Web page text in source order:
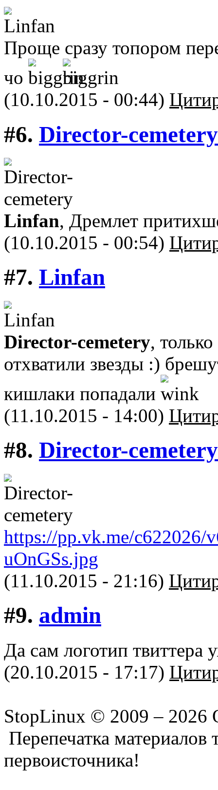
Проще сразу топором
чо
(10.10.2015 - 00:44)
#6. Director-cemetery
Linfan, Дремлет
(10.10.2015 - 00:54)
#7. Linfan
Director-cemetery,
отхватили звезды :)
кишлаки попадали
(11.10.2015 - 14:00)
#8. Director-cemetery
https://pp.vk.me/c622026/
uOnGSs.jpg
(11.10.2015 - 21:16)
#9. admin
Да сам логотип твиттера
(20.10.2015 - 17:17)
StopLinux © 2009 – 2026
Перепечатка материалов
первоисточника!